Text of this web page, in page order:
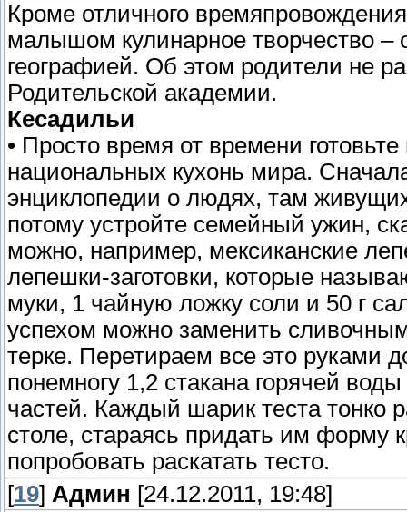
Кроме отличного
малышом кулинарное творчество –
географией. Об этом родители не
Родительской академии.
Кесадильи
• Просто время от времени
национальных кухонь мира.
энциклопедии о людях, там
потому устройте семейный ужин,
можно, например, мексиканские
лепешки-заготовки, которые
муки, 1 чайную ложку соли и 50 г
успехом можно заменить
терке. Перетираем все это руками
понемногу 1,2 стакана горячей
частей. Каждый шарик теста тонко
столе, стараясь придать им
попробовать раскатать тесто.
[19] Админ [24.12.2011, 19:48]